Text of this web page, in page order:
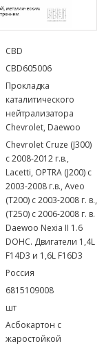
CBD
CBD605006
Прокладка
каталитического
нейтрализатора
Chevrolet, Daewoo
Chevrolet Cruze (J300)
с 2008-2012 г.в.,
Lacetti, OPTRA (J200) с
2003-2008 г.в., Aveo
(T200) с 2003-2008 г. в.,
(T250) с 2006-2008 г. в.
Daewoo Nexia II 1.6
DOHC. Двигатели 1,4L
F14D3 и 1,6L F16D3
Россия
6815109008
шт
Асбокартон с
жаростойкой